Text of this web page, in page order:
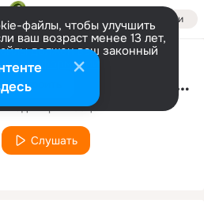
Войти
файлы, чтобы улучшить
ваш возраст менее 13 лет,
должен ваш законный
информации
Настроить Баллада о борьбе (к к-ф ''Стрелы Робин Гуда'', 1975)
Владимир Высоцкий
Слушать